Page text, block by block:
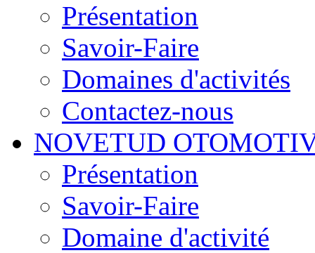
Présentation
Savoir-Faire
Domaines d'activités
Contactez-nous
NOVETUD
Présentation
Savoir-Faire
Domaine d'activité